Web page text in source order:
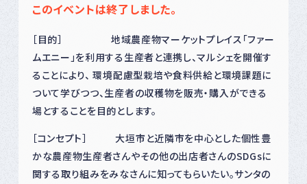
このイベントは終了しました。
［目的］ 地域農産物マーケットプレイス「ファー
ムエニー」を利用する生産者と連携し、マルシェを開催す
ることにより、 環境配慮型栽培や食料供給と環境課題に
ついて学びつつ、生産者の収穫物を販売・購入ができる
場とすることを目的とします。
［コンセプト］ 大垣市と近隣市を中心とした個性豊
かな農産物生産者さんやその他の出店者さんのSDGsに
関する取り組みをみなさんに知ってもらいたい。サンタの